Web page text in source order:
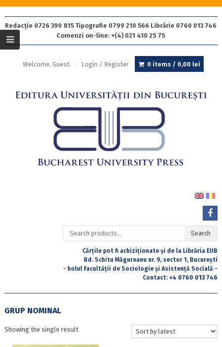
Redacție 0726 390 815 Tipografie 0799 210 566 Librărie 0760 013 746
Comenzi on-line: +(4) 021 410 25 75
Welcome, Guest Login / Register 0 items / 0,00 lei
Search
for:
Search
Cărțile pot fi achiziționate și de la Librăria EUB
Bd. Schitu Măgureanu nr. 9, sector 1, București
- holul Facultății de Sociologie și Asistență Socială -
Contact: +4 0760 013 746
GRUP NOMINAL
Showing the single result